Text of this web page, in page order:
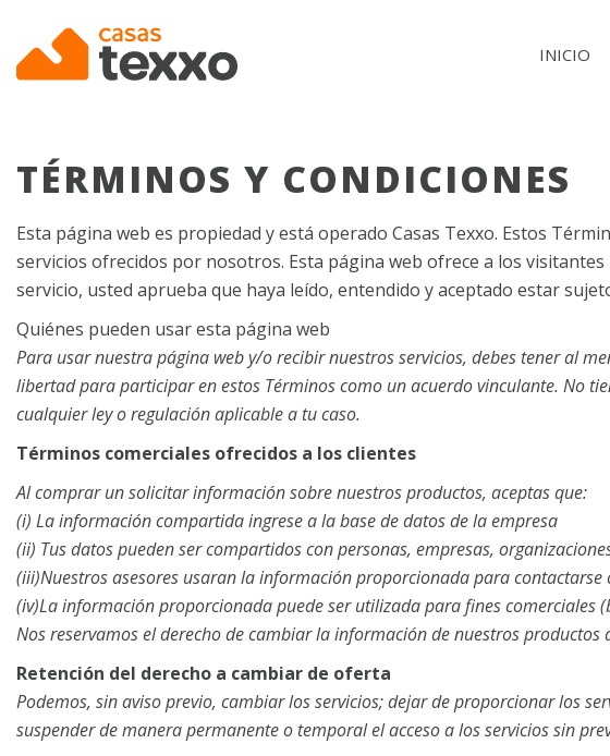
main
MAIN
INICIO
TÉRMINOS Y CONDICIONES
Esta página web es propiedad y está operado Casas Texxo. Estos
servicios ofrecidos por nosotros. Esta página web ofrece a los
servicio, usted aprueba que haya leído, entendido y aceptado estar
Quiénes pueden usar esta página web
Para usar nuestra página web y/o recibir nuestros servicios, debes tener al
libertad para participar en estos Términos como un acuerdo vinculante. No
cualquier ley o regulación aplicable a tu caso.
Términos comerciales ofrecidos a los clientes
Al comprar un solicitar información sobre nuestros productos, aceptas que:
(i) La información compartida ingrese a la base de datos de la empresa
(ii) Tus datos pueden ser compartidos con personas, empresas,
(iii)Nuestros asesores usaran la información proporcionada para
(iv)La información proporcionada puede ser utilizada para fines comerciales
Nos reservamos el derecho de cambiar la información de nuestros
Retención del derecho a cambiar de oferta
Podemos, sin aviso previo, cambiar los servicios; dejar de proporcionar los
suspender de manera permanente o temporal el acceso a los servicios sin